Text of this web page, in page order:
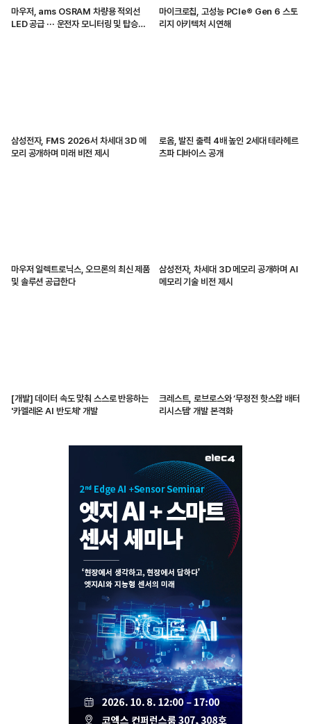
마우저, ams OSRAM 차량용 적외선
LED 공급 ··· 운전자 모니터링 및 탑승자
마이크로칩, 고성능 PCIe® Gen 6 스토
리지 아키텍처 시연해
삼성전자, FMS 2026서 차세대 3D 메
모리 공개하며 미래 비전 제시
로옴, 발진 출력 4배 높인 2세대 테라헤르
츠파 디바이스 공개
마우저 일렉트로닉스, 오므론의 최신 제품
및 솔루션 공급한다
삼성전자, 차세대 3D 메모리 공개하며 AI
메모리 기술 비전 제시
[개발] 데이터 속도 맞춰 스스로 반응하는
'카멜레온 AI 반도체' 개발
크레스트, 로브로스와 ‘무정전 핫스왑 배터
리시스템’ 개발 본격화